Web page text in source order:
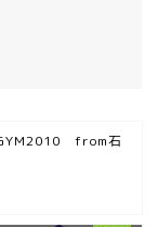
from石